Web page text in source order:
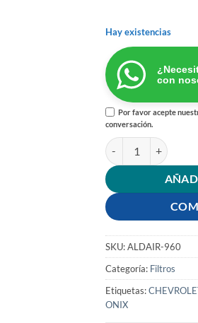
Hay existencias
con
Por favor acepte
conversación.
FILTRO AIRE
SKU:ALDAIR-960
Categoría: Filtros
Etiquetas:
ONIX